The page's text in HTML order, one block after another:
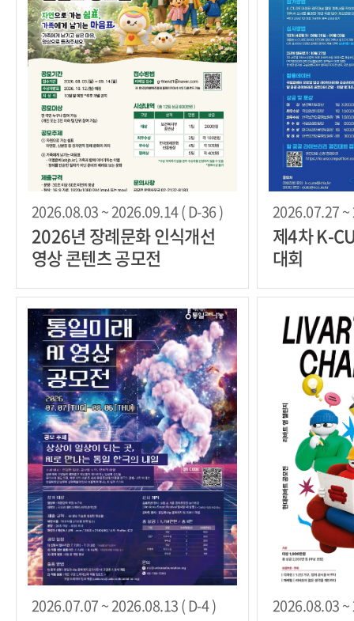
2026.08.03 ~ 2026.09.14 ( D-36 )
2026년 장례문화 인식개선
영상 콘텐츠 공모전
2026.07.27 ~
제4차 K-
대회
2026.07.07 ~ 2026.08.13 ( D-4 ) 2026.08.03 ~